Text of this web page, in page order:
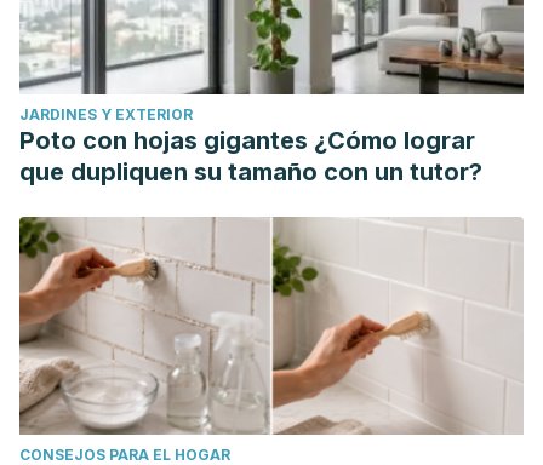
JARDINES Y EXTERIOR
Poto con hojas gigantes ¿Cómo lograr
que dupliquen su tamaño con un tutor?
CONSEJOS PARA EL HOGAR